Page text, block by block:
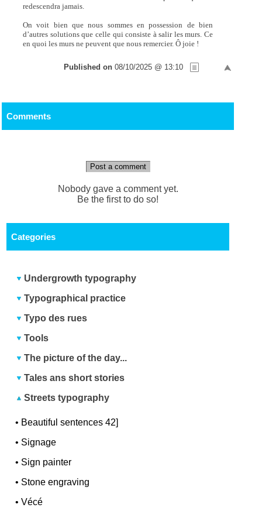
redescendra jamais.
On voit bien que nous sommes en possession de bien
d’autres solutions que celle qui consiste à salir les murs. Ce
en quoi les murs ne peuvent que nous remercier. Ô joie !
Published on 08/10/2025 @ 13:10
Comments
Post a comment
Nobody gave a comment yet.
Be the first to do so!
Categories
Undergrowth typography
Typographical practice
Typo des rues
Tools
The picture of the day...
Tales ans short stories
Streets typography
• Beautiful sentences 42]
• Signage
• Sign painter
• Stone engraving
•Vécé